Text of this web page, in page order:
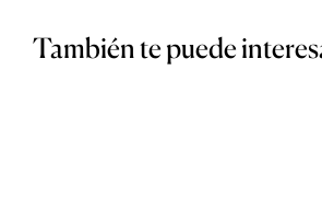
También te puede